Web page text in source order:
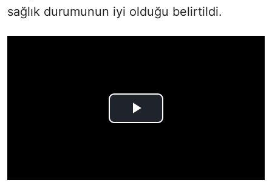
sağlık durumunun iyi olduğu belirtildi.